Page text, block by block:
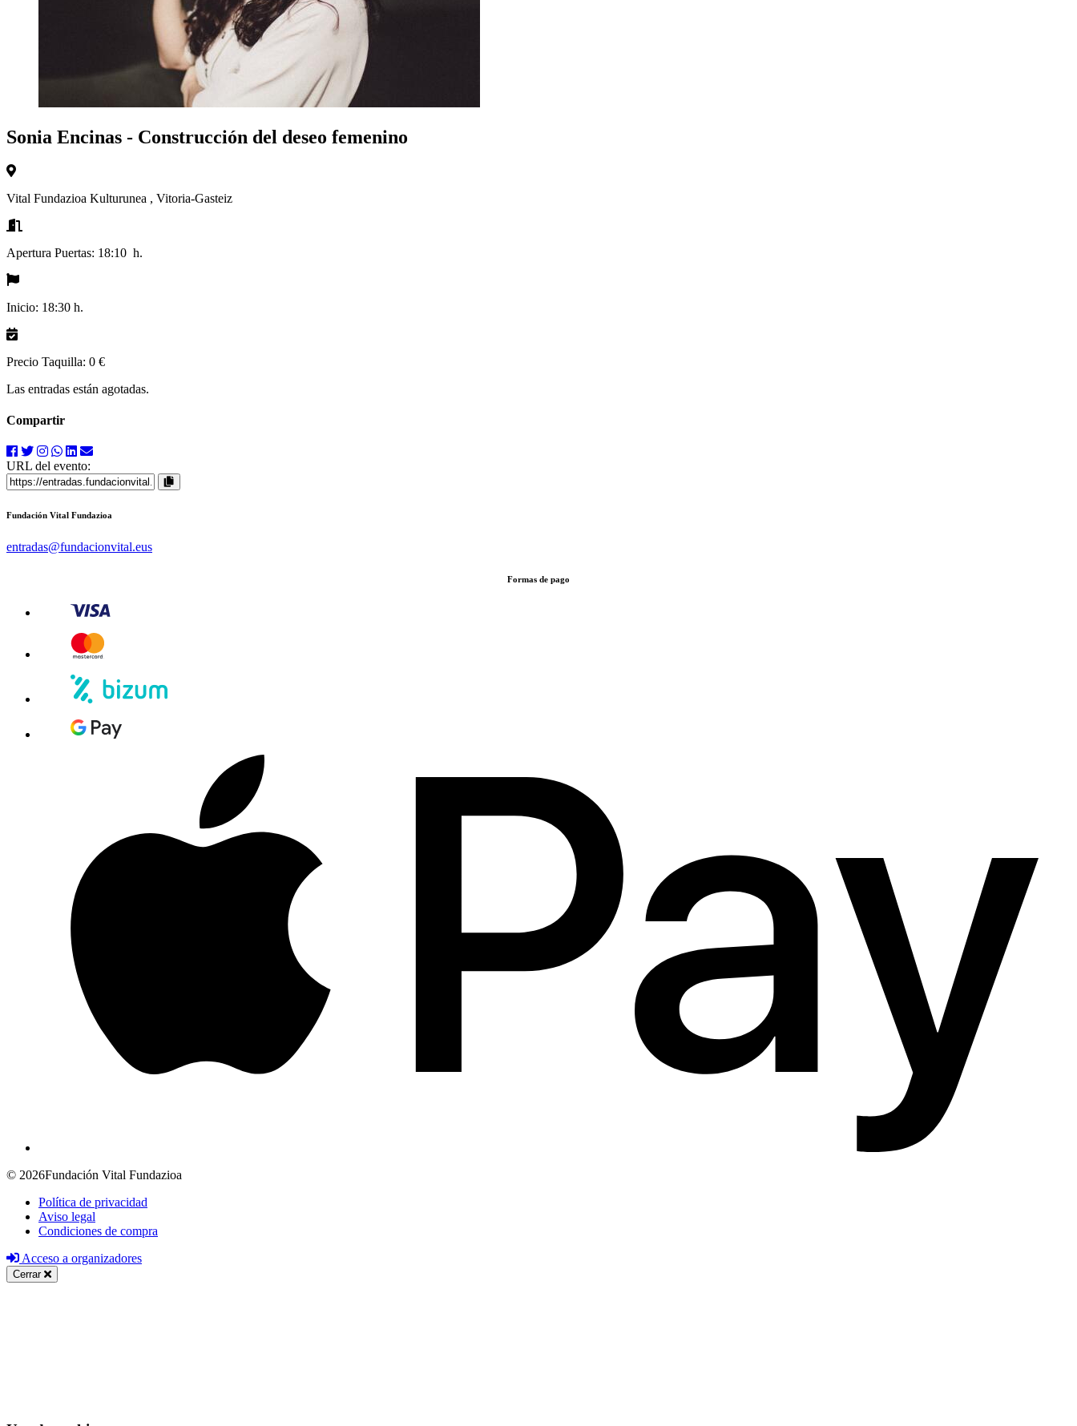
Sonia Encinas - Construcción del deseo femenino
Vital Fundazioa Kulturunea , Vitoria-Gasteiz
Apertura Puertas: 18:10 h.
Inicio: 18:30 h.
Precio Taquilla: 0 €
Las entradas están agotadas.
Compartir
URL del evento:
Fundación Vital Fundazioa
entradas@fundacionvital.eus
Formas de pago
© 2026Fundación Vital Fundazioa
Política de privacidad
Aviso legal
Condiciones de compra
Acceso a organizadores
Cerrar